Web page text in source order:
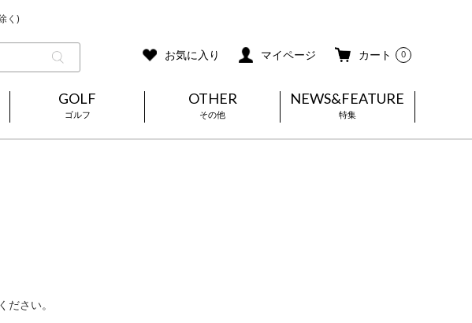
く)
お気に入り マイページ カート 0
GOLF
ゴルフ
OTHER
その他
NEWS&FEATURE
特集
さい。